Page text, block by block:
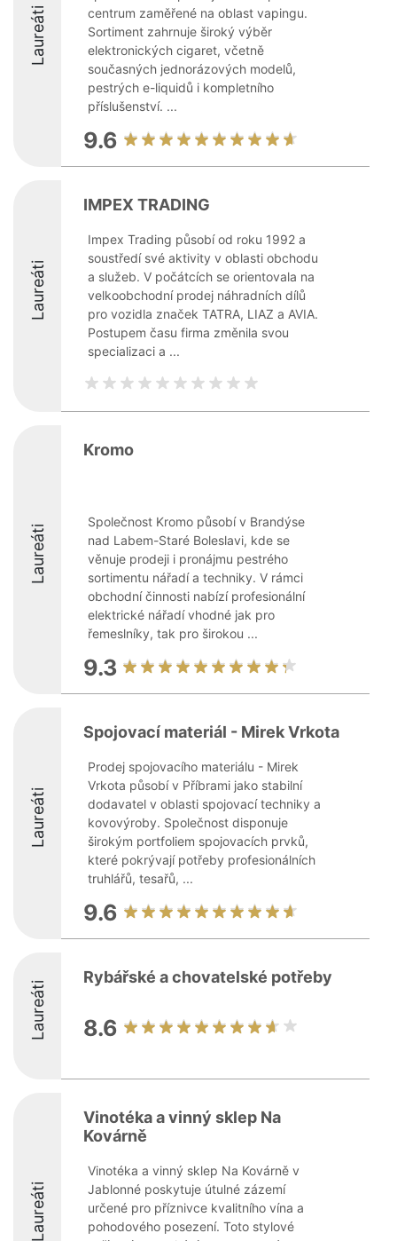
Laureáti
centrum zaměřené na oblast vapingu.
Sortiment zahrnuje široký výběr
elektronických cigaret, včetně
současných jednorázových modelů,
pestrých e-liquidů i kompletního
příslušenství. ...
9.6
Laureáti
IMPEX TRADING
Impex Trading působí od roku 1992 a
soustředí své aktivity v oblasti obchodu
a služeb. V počátcích se orientovala na
velkoobchodní prodej náhradních dílů
pro vozidla značek TATRA, LIAZ a AVIA.
Postupem času firma změnila svou
specializaci a ...
Laureáti
Kromo
Společnost Kromo působí v Brandýse
nad Labem-Staré Boleslavi, kde se
věnuje prodeji i pronájmu pestrého
sortimentu nářadí a techniky. V rámci
obchodní činnosti nabízí profesionální
elektrické nářadí vhodné jak pro
řemeslníky, tak pro širokou ...
9.3
Laureáti
Spojovací materiál - Mirek Vrkota
Prodej spojovacího materiálu - Mirek
Vrkota působí v Příbrami jako stabilní
dodavatel v oblasti spojovací techniky a
kovovýroby. Společnost disponuje
širokým portfoliem spojovacích prvků,
které pokrývají potřeby profesionálních
truhlářů, tesařů, ...
9.6
Laureáti
Rybářské a chovatelské potřeby
8.6
Laureáti
Vinotéka a vinný sklep Na
Kovárně
Vinotéka a vinný sklep Na Kovárně v
Jablonné poskytuje útulné zázemí
určené pro příznivce kvalitního vína a
pohodového posezení. Toto stylové